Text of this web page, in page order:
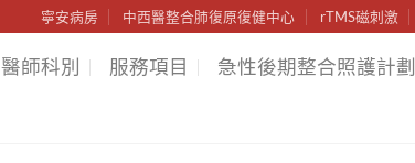
寧安病房 中西醫整合肺復原復健中心 rTMS磁刺激
醫師科別 服務項目 急性後期整合照護計劃